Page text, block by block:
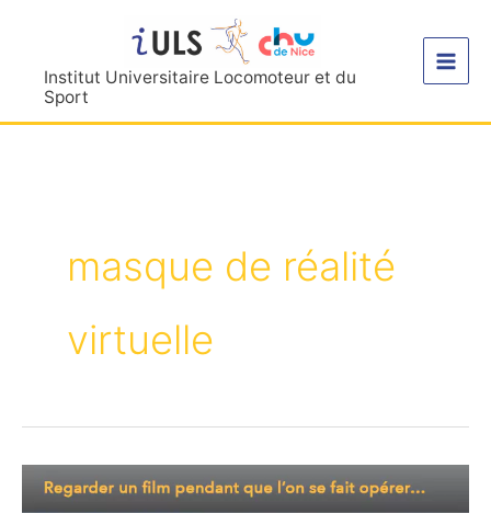
contenuInstitut Universitaire Locomoteur et du
Sport
masque de réalité
virtuelle